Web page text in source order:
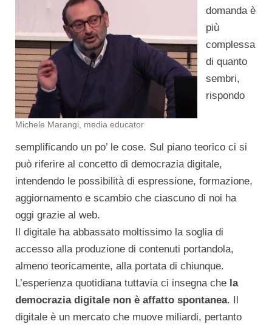
Michele Marangi, media educator
domanda è
più
complessa
di quanto
sembri,
rispondo
semplificando un po’ le cose. Sul piano teorico ci si
può riferire al concetto di democrazia digitale,
intendendo le possibilità di espressione, formazione,
aggiornamento e scambio che ciascuno di noi ha
oggi grazie al web.
Il digitale ha abbassato moltissimo la soglia di
accesso alla produzione di contenuti portandola,
almeno teoricamente, alla portata di chiunque.
L’esperienza quotidiana tuttavia ci insegna che la
democrazia digitale non è affatto spontanea. Il
digitale è un mercato che muove miliardi, pertanto